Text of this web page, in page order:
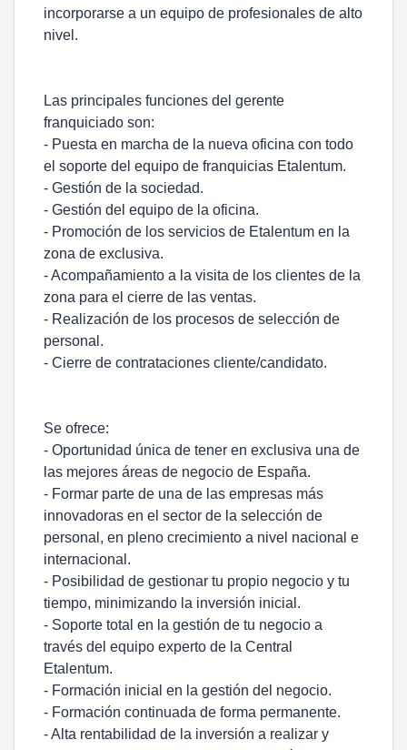
incorporarse a un equipo de profesionales de alto
nivel.
Las principales funciones del gerente
franquiciado son:
- Puesta en marcha de la nueva oficina con todo
el soporte del equipo de franquicias Etalentum.
- Gestión de la sociedad.
- Gestión del equipo de la oficina.
- Promoción de los servicios de Etalentum en la
zona de exclusiva.
- Acompañamiento a la visita de los clientes de la
zona para el cierre de las ventas.
- Realización de los procesos de selección de
personal.
- Cierre de contrataciones cliente/candidato.
Se ofrece:
- Oportunidad única de tener en exclusiva una de
las mejores áreas de negocio de España.
- Formar parte de una de las empresas más
innovadoras en el sector de la selección de
personal, en pleno crecimiento a nivel nacional e
internacional.
- Posibilidad de gestionar tu propio negocio y tu
tiempo, minimizando la inversión inicial.
- Soporte total en la gestión de tu negocio a
través del equipo experto de la Central
Etalentum.
- Formación inicial en la gestión del negocio.
- Formación continuada de forma permanente.
- Alta rentabilidad de la inversión a realizar y